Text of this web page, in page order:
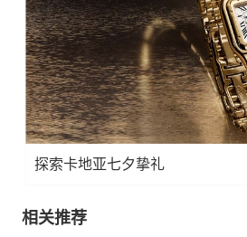
探索卡地亚七夕挚礼
相关推荐